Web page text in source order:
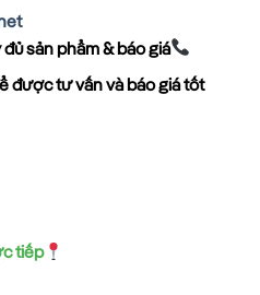
sản phẩm & báo giá
được tư vấn và báo giá tốt
tiếp